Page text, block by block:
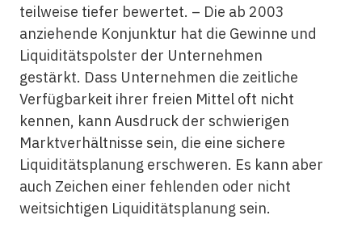
teilweise tiefer bewertet. – Die ab 2003
anziehende Konjunktur hat die Gewinne und
Liquiditätspolster der Unternehmen
gestärkt. Dass Unternehmen die zeitliche
Verfügbarkeit ihrer freien Mittel oft nicht
kennen, kann Ausdruck der schwierigen
Marktverhältnisse sein, die eine sichere
Liquiditätsplanung erschweren. Es kann aber
auch Zeichen einer fehlenden oder nicht
weitsichtigen Liquiditätsplanung sein.